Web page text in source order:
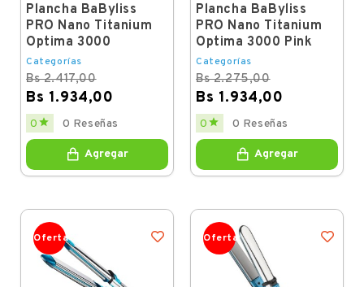
Plancha BaByliss
PRO Nano Titanium
Optima 3000
Categorías
Bs 2.417,00
Bs 1.934,00
Regular
price
Price
0  0 Reseñas
Agregar
Plancha BaByliss
PRO Nano Titanium
Optima 3000 Pink
Categorías
Bs 2.275,00
Bs 1.934,00
Regular
price
Price
0  0 Reseñas
Agregar
Oferta Oferta